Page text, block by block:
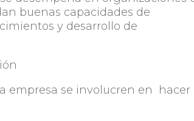
buenas capacidades de
y desarrollo de
empresa se involucren en hacer